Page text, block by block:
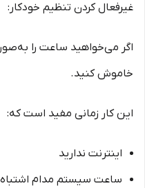
غیرفعال کردن تنظیم خودکار:
اگر می‌خواهید ساعت را
خاموش کنید.
این کار زمانی مفید است که:
اینترنت ندارید
ساعت سیستم مدام